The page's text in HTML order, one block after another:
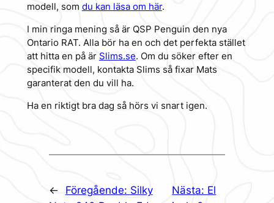
modell, som du kan läsa om här.
I min ringa mening så är QSP Penguin den nya
Ontario RAT. Alla bör ha en och det perfekta stället
att hitta en på är Slims.se. Om du söker efter en
specifik modell, kontakta Slims så fixar Mats
garanterat den du vill ha.
Ha en riktigt bra dag så hörs vi snart igen.
← Föregående: Silky
Nästa: El